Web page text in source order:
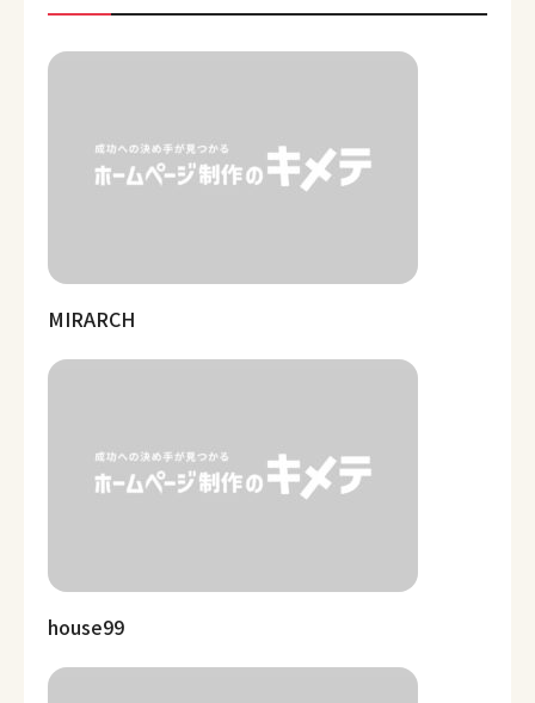
MIRARCH
house99